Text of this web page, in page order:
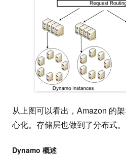
从上图可以看出，Amazon 的
心化。存储层也做到了分布式。
Dynamo 概述